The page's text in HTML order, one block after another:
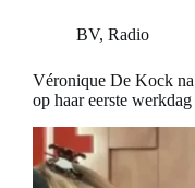
BV, Radio
Véronique De Kock
op haar eerste